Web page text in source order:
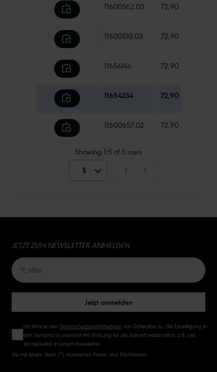
11600562.03 72,90 €
11600510.03 72,90 €
11654146 72,90 €
11654234 72,90 €
11600657.02 72,90 €
Showing 1-5of 5 rows
5 5
20
JETZT ZUM NEWSLETTER ANMELDEN
Jetzt anmelden
Ich stimme den Datenschutzbestimmungen von Schwalbe zu. Die Einwilligung in
den Versand ist jederzeit mit Wirkung für die Zukunft widerruflich, z.B. per
Abmeldelink in jedem Newsletter.
Die mit einem Stern (*) markierten Felder sind Pflichtfelder.